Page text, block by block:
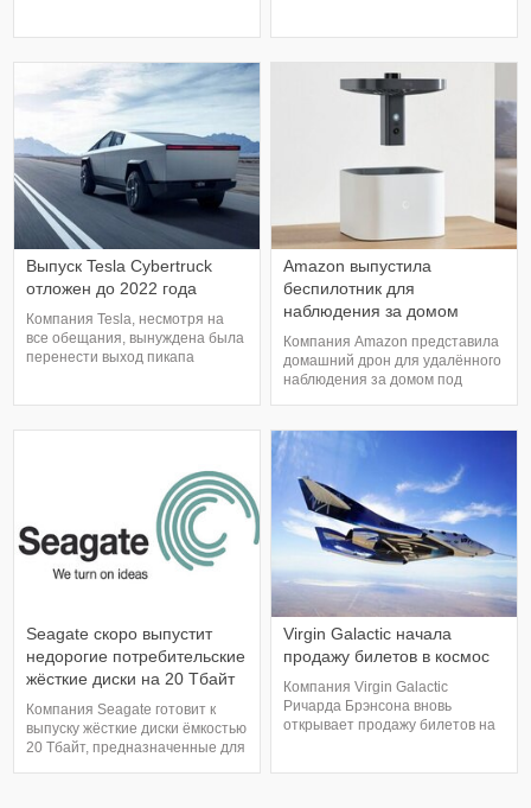
сделать с Windows 10 для ARM-
процессоров. По словам Монсе,
операционная система
работает на смартфоне лучше,
чем прошлое поколение ОС.
Кром
известный аналитик Мин-Чи
Куо, а его прогнозы практически
всегда сбываются. По
предварительным данным,
Выпуск Tesla Cybertruck
отложен до 2022 года
Компания Tesla, несмотря на
все обещания, вынуждена была
перенести выход пикапа
будет запущен в этом году,
перенесли на следующий год.
Правда, информация не совсем
представител
Amazon выпустила
беспилотник для
наблюдения за домом
Компания Amazon представила
домашний дрон для удалённого
наблюдения за домом под
камеру, умеет двигаться по
заданному заранее маршруту и
управляется со смартфона.
Таким образом, беспилотник
можно подвести к нужной точке
вручную. Также дрон умеет
реагироват
Seagate скоро выпустит
недорогие потребительские
жёсткие диски на 20 Тбайт
Компания Seagate готовит к
выпуску жёсткие диски ёмкостью
20 Тбайт, предназначенные для
Virgin Galactic начала
продажу билетов в космос
Компания Virgin Galactic
Ричарда Брэнсона вновь
открывает продажу билетов на